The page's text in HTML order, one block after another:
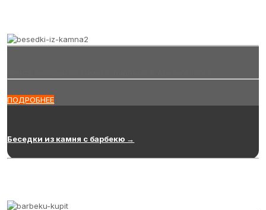
ПОДРОБНЕЕ
Беседки из камня с барбекю →